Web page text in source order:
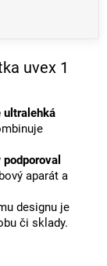
uvex 1
ultralehká
podporoval
aparát a
designu je
či sklady.